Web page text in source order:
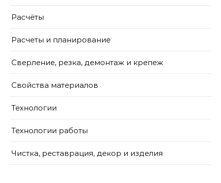
Расчёты
Расчеты и планирование
Сверление, резка, демонтаж и крепеж
Свойства материалов
Технологии
Технологии работы
Чистка, реставрация, декор и изделия